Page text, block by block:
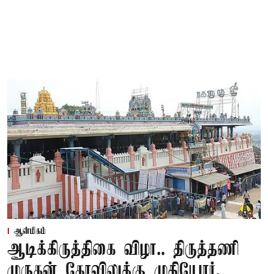
ஆன்மிகம்
ஆடிக்கிருத்திகை விழா.. திருத்தணி